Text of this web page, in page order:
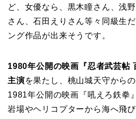
ど、女優なら、黒木瞳さん、浅
さん、石田えりさん等々同級生
ング作品が出来そうです。
1980年公開の映画『忍者武芸帖
主演を果たし、桃山城天守から
1981年公開の映画『吼えろ鉄拳
岩場やヘリコプターから海へ飛